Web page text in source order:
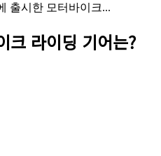
출시한 모터바이크...
크 라이딩 기어는?